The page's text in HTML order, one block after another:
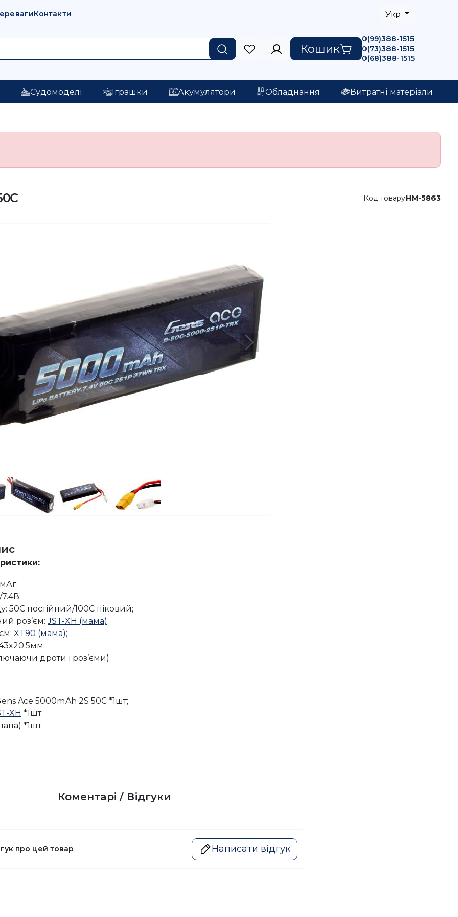
Контакти Укр
Кошик
0(99)388-1515
0(73)388-1515
0(68)388-1515
Судомоделі Іграшки Акумулятори Обладнання Витратні матеріали
Код товаруHM-5863
Наступний
50C постійний/100C піковий;
роз’єм:JST-XH (мама);
XT90 (мама);
дроти і роз’єми).
Ace 5000mAh 2S 50C *1шт;
XH *1шт;
*1шт.
Коментарі / Відгуки
про цей товар Написати відгук